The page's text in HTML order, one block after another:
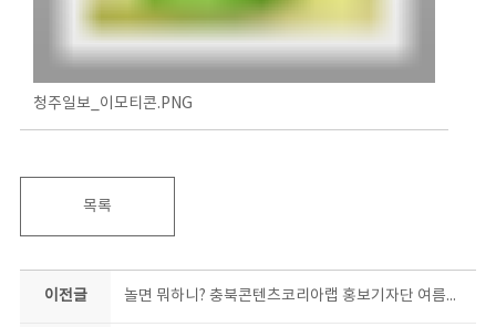
청주일보_이모티콘.PNG
목록
이전글 놀면 뭐하니? 충북콘텐츠코리아랩 홍보기자단 여름방학 서포터즈 모집